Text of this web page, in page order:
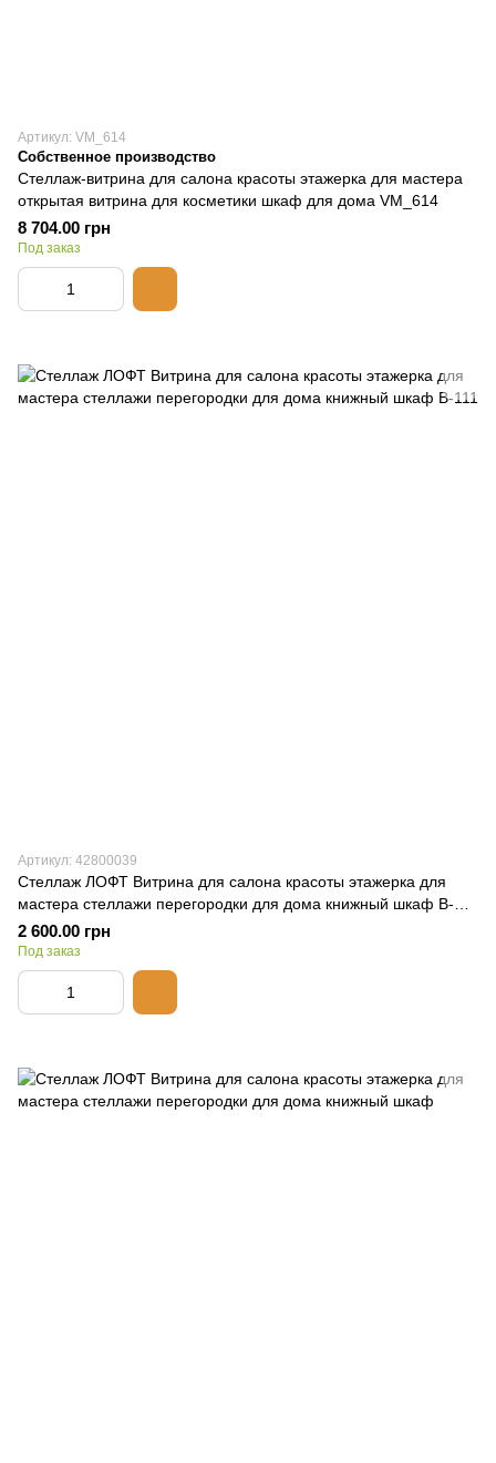
Артикул: VM_614
Собственное производство
Стеллаж-витрина для салона красоты этажерка для мастера
открытая витрина для косметики шкаф для дома VM_614
8 704.00 грн
Под заказ
Артикул: 42800039
Стеллаж ЛОФТ Витрина для салона красоты этажерка для
мастера стеллажи перегородки для дома книжный шкаф B-
111
2 600.00 грн
Под заказ